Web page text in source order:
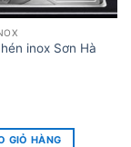
inox Sơn Hà
GIỎ HÀNG